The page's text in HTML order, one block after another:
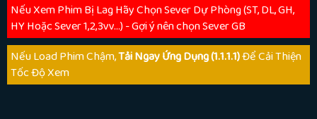
Nếu Xem Phim Bị Lag Hãy Chọn Sever Dự Phòng (ST, DL, GH,
HY Hoặc Sever 1,2,3vv...) - Gợi ý nên chọn Sever GB
Nếu Load Phim Chậm,Tải Ngay Ứng Dụng (1.1.1.1)Để Cải Thiện
Tốc Độ Xem